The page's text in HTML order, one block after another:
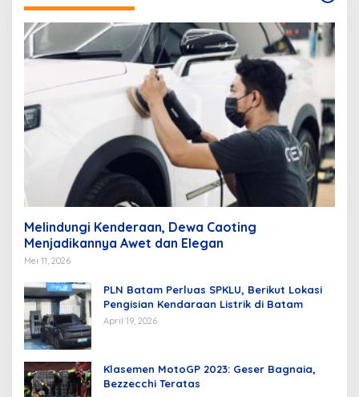
Melindungi Kenderaan, Dewa Caoting
Menjadikannya Awet dan Elegan
Mei 11, 2026
PLN Batam Perluas SPKLU, Berikut Lokasi
Pengisian Kendaraan Listrik di Batam
April 19, 2026
Klasemen MotoGP 2023: Geser Bagnaia,
Bezzecchi Teratas